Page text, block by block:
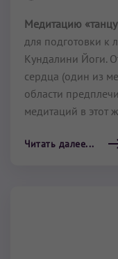
Медитацию
для подготовки к
Кундалини Йоги.
сердца (один из
области
медитаций в этот
Читать далее...